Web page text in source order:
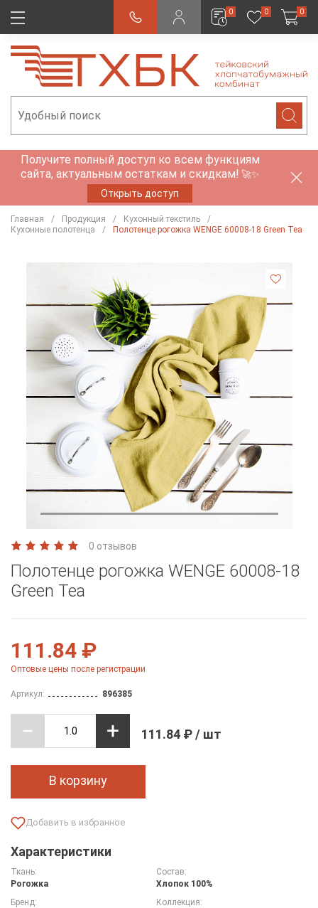
0 0 0
Получите полный доступ ко всем функциям
сайта, актуальным остаткам и скидкам! 🚀✨
Открыть доступ
Главная Продукция
Кухонный текстиль
Кухонные полотенца
Полотенце рогожка WENGE 60008-18 Green Tea
0 отзывов
Полотенце рогожка WENGE 60008-18
Green Tea
111.84 ₽
Оптовые цены после регистрации
Артикул: 896385
111.84 ₽ / шт
В корзину
Характеристики
Ткань:
Рогожка
Состав:
Хлопок 100%
Бренд:
Коллекция: